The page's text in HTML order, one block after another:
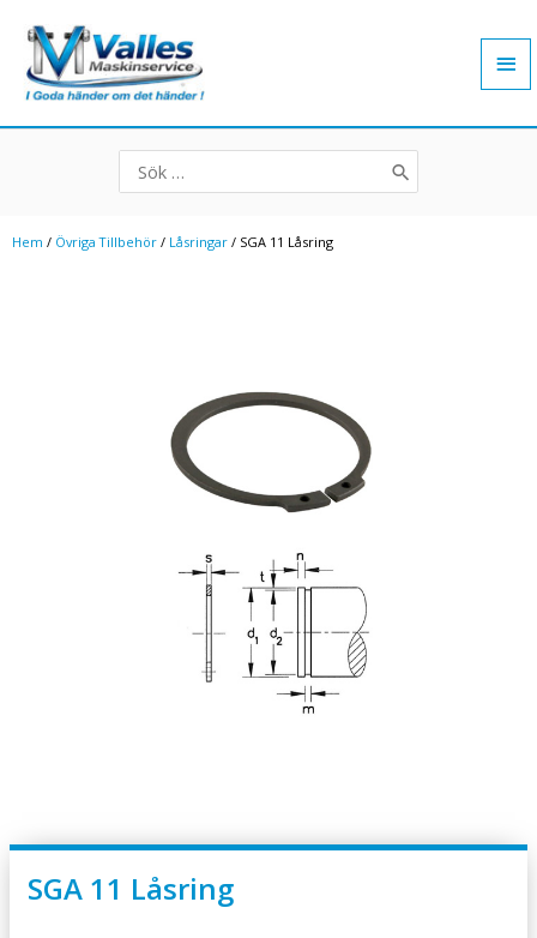
innehåll
Search
for:
Hem / Övriga Tillbehör / Låsringar / SGA 11 Låsring
SGA 11 Låsring